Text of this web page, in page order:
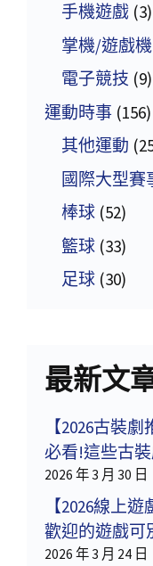
手機遊戲 (3)
掌機/遊戲機
電子競技 (9)
運動時事 (156)
其他運動
國際大型賽
棒球 (52)
籃球 (33)
足球 (30)
最新文
【2026古裝
必看!這些古
2026 年 3 月 30 日
【2026線上
歡迎的遊戲可
2026 年 3 月 24 日